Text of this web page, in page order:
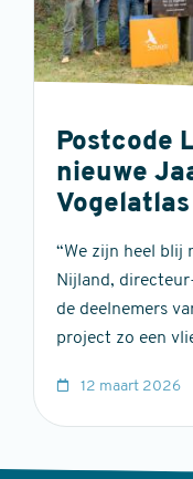
Postcode
nieuwe
Vogelatlas
“We zijn heel blij
Nijland,
de deelnemers
project zo een
12 maart 2026